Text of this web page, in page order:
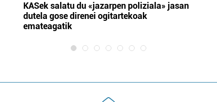
KASek salatu du «jazarpen poliziala» jasan
dutela gose direnei ogitartekoak
emateagatik